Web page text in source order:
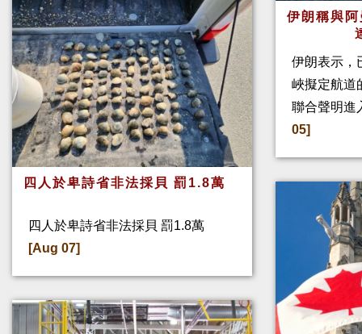
四人於卑詩省非法採貝 罰1.8萬
四人於卑詩省非法採貝 罰1.8萬
[Aug 07]
伊朗稱與
伊朗表示，
峽擬定航道
聯合聲明進
05]